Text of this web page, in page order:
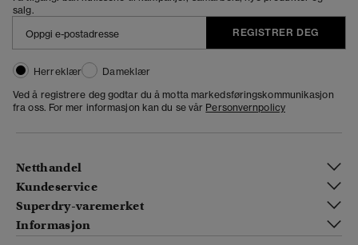
salg.
REGISTRER DEG
Herreklær
Dameklær
Ved å registrere deg godtar du å motta markedsføringskommunikasjon
fra oss. For mer informasjon kan du se vår Personvernpolicy
Netthandel
Kundeservice
Superdry-varemerket
Informasjon